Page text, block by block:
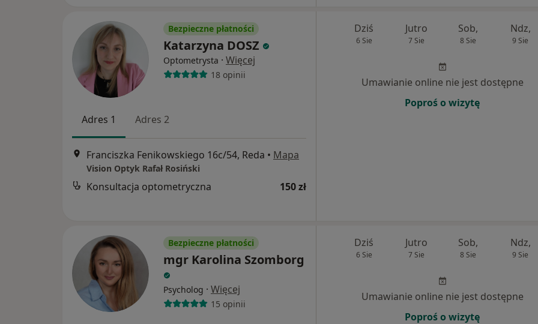
Bezpieczne płatności
Katarzyna DOSZ
Optometrysta · Więcej
18 opinii
Adres 1 Adres 2
Franciszka Fenikowskiego 16c/54, Reda • Mapa
Vision Optyk Rafał Rosiński
Konsultacja optometryczna 150 zł
Dziś
6 Sie
Jutro
7 Sie
Sob,
8 Sie
Ndz,
9 Sie
Umawianie online nie jest dostępne
Poproś o wizytę
Bezpieczne płatności
mgr Karolina Szomborg
Psycholog · Więcej
15 opinii
Dziś
6 Sie
Jutro
7 Sie
Sob,
8 Sie
Ndz,
9 Sie
Umawianie online nie jest dostępne
Poproś o wizytę